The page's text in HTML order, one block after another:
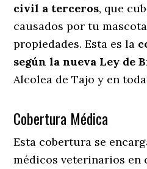
civil a terceros, que
causados por tu
propiedades. Esta es la
según la nueva Ley de
Alcolea de Tajo y en
Cobertura Médica
Esta cobertura se
médicos veterinarios en